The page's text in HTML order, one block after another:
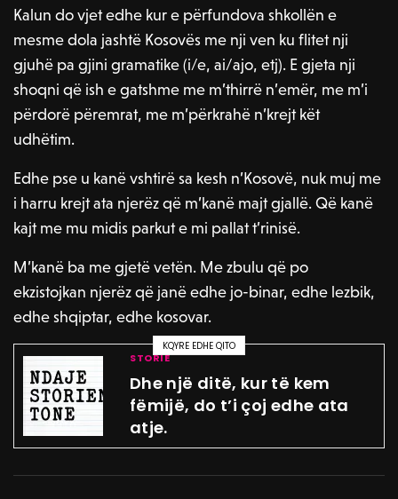
Kalun do vjet edhe kur e përfundova shkollën e
mesme dola jashtë Kosovës me nji ven ku flitet nji
gjuhë pa gjini gramatike (i/e, ai/ajo, etj). E gjeta nji
shoqni që ish e gatshme me m’thirrë n’emër, me m’i
përdorë përemrat, me m’përkrahë n’krejt kët
udhëtim.
Edhe pse u kanë vshtirë sa kesh n’Kosovë, nuk muj me
i harru krejt ata njerëz që m’kanë majt gjallë. Që kanë
kajt me mu midis parkut e mi pallat t’rinisë.
M’kanë ba me gjetë vetën. Me zbulu që po
ekzistojkan njerëz që janë edhe jo-binar, edhe lezbik,
edhe shqiptar, edhe kosovar.
KQYRE EDHE QITO
STORIE
Dhe një ditë, kur të kem
fëmijë, do t’i çoj edhe ata
atje.